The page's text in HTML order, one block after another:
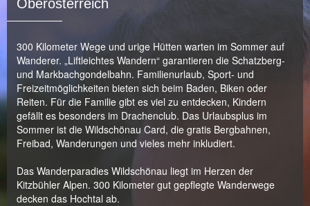
Oberösterreich
300 Kilometer Wege und urige Hütten warten im Sommer auf
Wanderer. „Liftleichtes Wandern“ garantieren die Schatzberg-
und Markbachgondelbahn. Familienurlaub, Sport- und
Freizeitmöglichkeiten bieten sich beim Baden, Biken oder
Reiten. Für die Familie gibt es viel zu entdecken, Kindern
gefällt es besonders im Drachenclub. Das Urlaubsplus im
Sommer ist die Wildschönau Card, die gratis Bergbahnen,
Freibad, Wanderungen und vieles mehr inkludiert.
Das Wanderparadies Wildschönau liegt im Herzen der
Kitzbühler Alpen. 300 Kilometer gut gepflegte Wanderwege
decken das Hochtal ab.